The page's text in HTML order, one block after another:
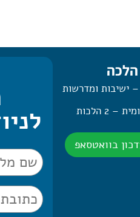
הלכה
ישיבות ומדרשות
הפנינה היומית – 2 הלכות
בוואטסאפ